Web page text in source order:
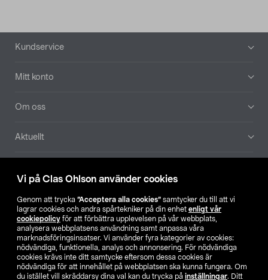
Vi på Clas Ohlson använder cookies
Genom att trycka ”Acceptera alla cookies” samtycker du till att vi
lagrar cookies och andra spårtekniker på din enhet enligt vår
cookiepolicy för att förbättra upplevelsen på vår webbplats,
analysera webbplatsens användning samt anpassa våra
marknadsföringsinsatser. Vi använder fyra kategorier av cookies:
nödvändiga, funktionella, analys och annonsering. För nödvändiga
cookies krävs inte ditt samtycke eftersom dessa cookies är
nödvändiga för att innehållet på webbplatsen ska kunna fungera. Om
du istället vill skräddarsy dina val kan du trycka på inställningar. Ditt
Sidfot
Kundservice
Mitt konto
Om oss
Aktuellt
Hitta butik
SE NO FI